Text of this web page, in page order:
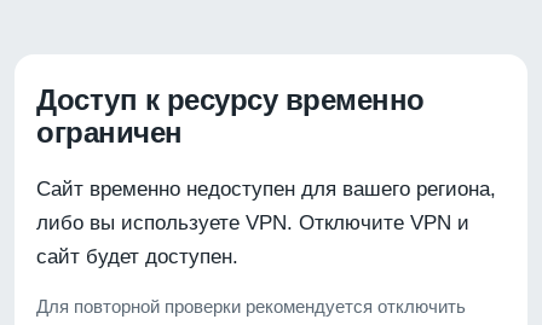
Доступ к ресурсу временно
ограничен
Сайт временно недоступен для вашего региона,
либо вы используете VPN. Отключите VPN и
сайт будет доступен.
Для повторной проверки рекомендуется отключить